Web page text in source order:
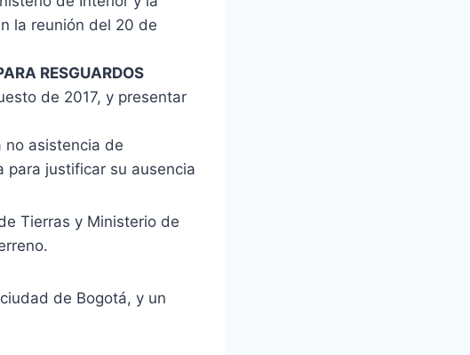
la reunión del 20 de
RESGUARDOS
de 2017, y presentar
no asistencia de
para justificar su ausencia
Tierras y Ministerio de
de Bogotá, y un